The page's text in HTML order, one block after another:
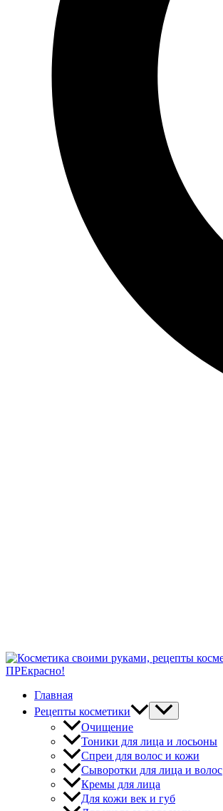
ПРЕкрасно!
Главная
Рецепты косметики
Очищение
Тоники для лица и лосьоны
Спреи для волос и кожи
Сыворотки для лица и волос
Кремы для лица
Для кожи век и губ